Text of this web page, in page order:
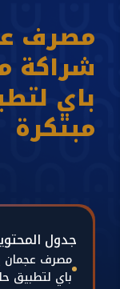
مصرف
شراكة
باي
مبتكرة
جدول
مصرف عجمان
باي لتطبيق